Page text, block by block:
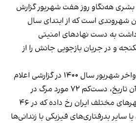
بشری هه‌نگاو روز هفت شهریور گزارش
شهروندی است که از ابتدای سال
به دست نهادهای امنیتی
و در جریان بازجویی جانش را از
سازمان عفو بین‌الملل اواخر شهریور سال ۱۴۰۰ در گزارشی اعلام
کرد از دی سال ۱۳۸۸ تا آن تاریخ، دست‌کم ۷۲ مورد مرگ در
زندان‌ها و بازداشتگاه شهرهای مختلف ایران رخ داده که در ۴۶
بدرفتاری‌های فیزیکی با زندانی‌ها